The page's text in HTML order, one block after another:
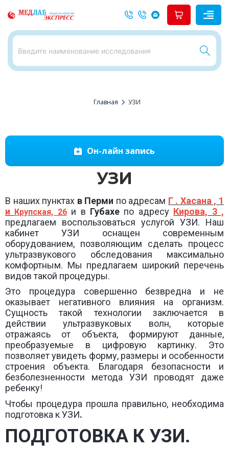
Главная chevron_right УЗИ
Он-лайн запись
УЗИ
В наших пунктах в Перми по адресам Г . Хасана , 1
и Крупская, 26и в Губахе по адресу Кирова, 3 ,
предлагаем воспользоваться услугой УЗИ. Наш
кабинет УЗИ оснащен современным
оборудованием, позволяющим сделать процесс
ультразвукового обследования максимально
комфортным. Мы предлагаем широкий перечень
видов такой процедуры.
Это процедура совершенно безвредна и не
оказывает негативного влияния на организм.
Сущность такой технологии заключается в
действии ультразвуковых волн, которые
отражаясь от объекта, формируют данные,
преобразуемые в цифровую картинку. Это
позволяет увидеть форму, размеры и особенности
строения объекта. Благодаря безопасности и
безболезненности метода УЗИ проводят даже
ребенку!
Чтобы процедура прошла правильно, необходима
подготовка к УЗИ.
ПОДГОТОВКА К УЗИ.